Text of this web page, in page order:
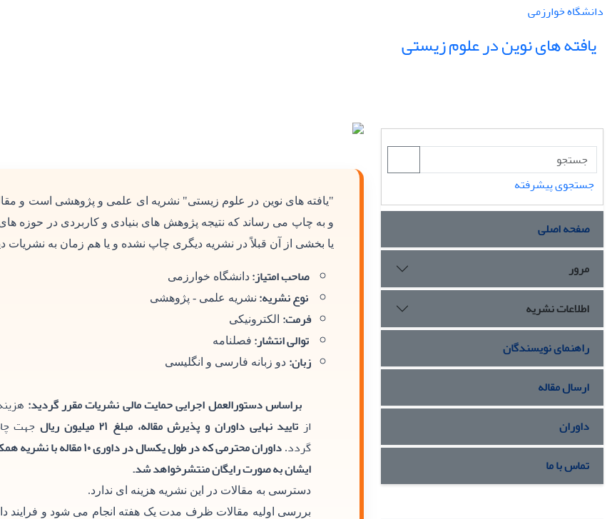
دانشگاه خوارزمی
یافته های نوین در علوم زیستی
جستجوی پیشرفته
صفحه اصلی
مرور
اطلاعات نشریه
راهنمای نویسندگان
ارسال مقاله
داوران
تماس با ما
"یافته های نوین در علوم زیستی" نشریه ای علمی و پژوهشی است و
و به چاپ می رساند که نتیجه پژوهش های بنیادی و کاربردی در حوزه
یا بخشی از آن قبلاً در نشریه دیگری چاپ نشده و یا هم زمان به نشریات
صاحب امتیاز: دانشگاه خوارزمی
نوع نشریه: نشریه علمی - پژوهشی
فرمت: الکترونیکی
توالی انتشار: فصلنامه
زبان: دو زبانه فارسی و انگلیسی
براساس دستورالعمل اجرایی حمایت مالی نشریات مقرر گردید:
از تایید نهایی داوران و پذیرش مقاله، مبلغ ۲۱ میلیون ریال
جهت
گردد.
داوران محترمی که در طول یکسال
ایشان به صورت رایگان منتشرخواهد شد.
دسترسی به مقالات در این نشریه هزینه ای ندارد.
بررسی اولیه مقالات ظرف مدت یک هفته انجام می شود و